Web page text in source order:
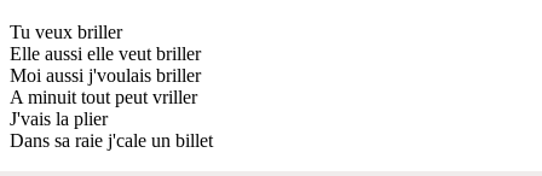
Tu veux briller
Elle aussi elle veut briller
Moi aussi j'voulais briller
A minuit tout peut vriller
J'vais la plier
Dans sa raie j'cale un billet